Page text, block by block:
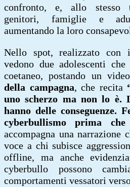
confronto, e, allo stesso
genitori, famiglie e
aumentando la loro
Nello spot, realizzato con
vedono due adolescenti
coetaneo, postando un
della campagna, che recita
uno scherzo ma non lo è.
hanno delle conseguenze.
cyberbullismo prima
accompagna una narrazione
voce a chi subisce
offline, ma anche
cyberbullo possono
comportamenti vessatori